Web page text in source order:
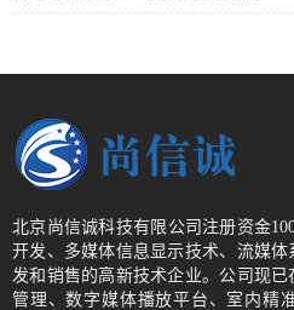
北京尚信诚科技有限公司注册资金
开发、多媒体信息显示技术、流媒
发和销售的高新技术企业。公司现
管理、数字媒体播放平台、室内精